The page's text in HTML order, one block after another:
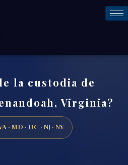
la custodia de
Virginia?
· MD · DC · NJ · NY